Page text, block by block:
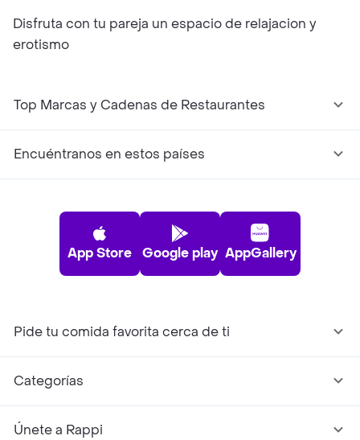
Disfruta con tu pareja un espacio de relajacion y
erotismo
Top Marcas y Cadenas de Restaurantes
Encuéntranos en estos países
App Store Google play AppGallery
Pide tu comida favorita cerca de ti
Categorías
Únete a Rappi